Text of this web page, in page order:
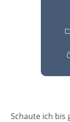
Schaute ich